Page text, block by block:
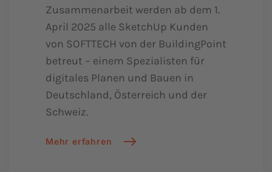
Zusammenarbeit werden ab dem 1.
April 2025 alle SketchUp Kunden
von SOFTTECH von der BuildingPoint
betreut – einem Spezialisten für
digitales Planen und Bauen in
Deutschland, Österreich und der
Schweiz.
Mehr erfahren